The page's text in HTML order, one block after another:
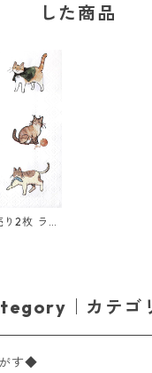
した商品
2枚 ラン
プキン Sw
｜カテゴ
す◆